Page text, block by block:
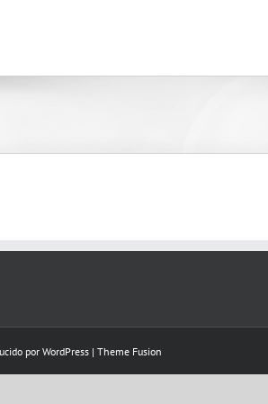
por WordPress | Theme Fusion